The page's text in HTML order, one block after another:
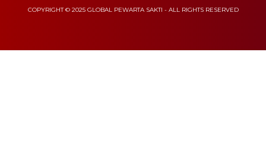
COPYRIGHT © 2025 GLOBAL PEWARTA SAKTI - ALL RIGHTS RESERVED